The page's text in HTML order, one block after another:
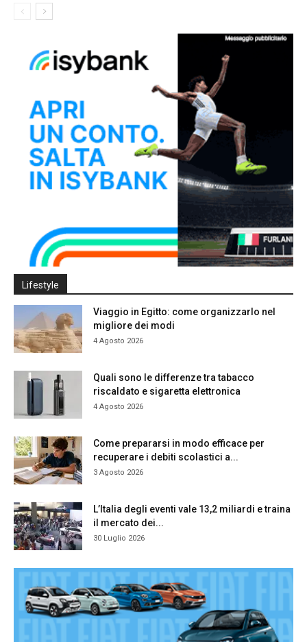
Lifestyle
Viaggio in Egitto: come organizzarlo nel
migliore dei modi
4 Agosto 2026
Quali sono le differenze tra tabacco
riscaldato e sigaretta elettronica
4 Agosto 2026
Come prepararsi in modo efficace per
recuperare i debiti scolastici a...
3 Agosto 2026
L’Italia degli eventi vale 13,2 miliardi e traina
il mercato dei...
30 Luglio 2026